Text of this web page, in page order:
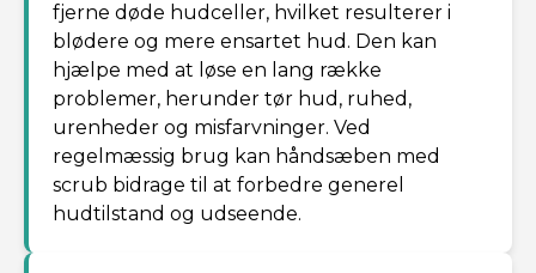
fjerne døde hudceller, hvilket resulterer i
blødere og mere ensartet hud. Den kan
hjælpe med at løse en lang række
problemer, herunder tør hud, ruhed,
urenheder og misfarvninger. Ved
regelmæssig brug kan håndsæben med
scrub bidrage til at forbedre generel
hudtilstand og udseende.